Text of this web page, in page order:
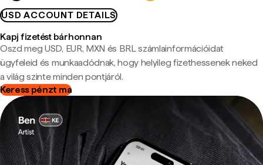
USD ACCOUNT DETAILS
Kapj fizetést bárhonnan
Oszd meg USD, EUR, MXN és BRL számlainformációidat
ügyfeleid és munkaadódnak, hogy helyileg fizethessenek neked
a világ szinte minden pontjáról.
Keress pénzt ma